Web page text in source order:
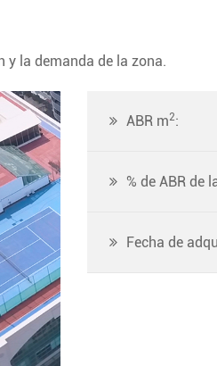
la demanda de la zona.
ABR m2:
% de ABR de
Fecha de